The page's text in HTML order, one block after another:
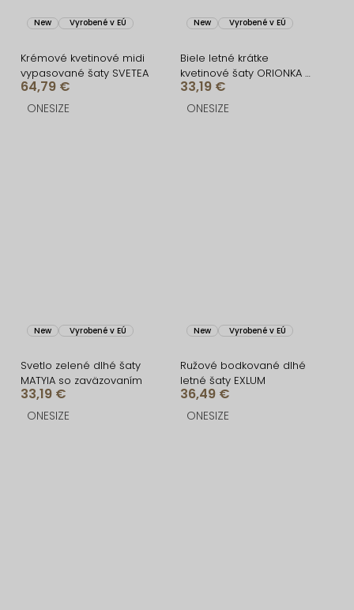
New Vyrobené v EÚ
Krémové kvetinové midi
vypasované šaty SVETEA
64,79 €
ONESIZE
New Vyrobené v EÚ
Biele letné krátke
kvetinové šaty ORIONKA s
kraťaskami
33,19 €
ONESIZE
New Vyrobené v EÚ
Svetlo zelené dlhé šaty
MATYIA so zaväzovaním
33,19 €
ONESIZE
New Vyrobené v EÚ
Ružové bodkované dlhé
letné šaty EXLUM
36,49 €
ONESIZE